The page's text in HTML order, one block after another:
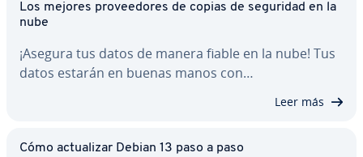
Los mejores pro­vee­do­res de copias de seguridad en la
nube
¡Asegura tus datos de manera fiable en la nube! Tus
datos estarán en buenas manos con…
Leer más
Cómo ac­tua­li­zar Debian 13 paso a paso